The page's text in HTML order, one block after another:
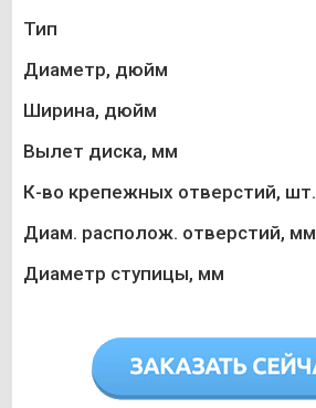
Тип
Диаметр, дюйм
Ширина, дюйм
Вылет диска, мм
К-во крепежных отверстий, шт.
Диам. располож. отверстий, мм
Диаметр ступицы, мм